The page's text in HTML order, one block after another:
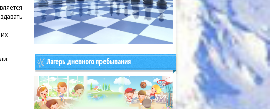
Лагерь дневного пребывания